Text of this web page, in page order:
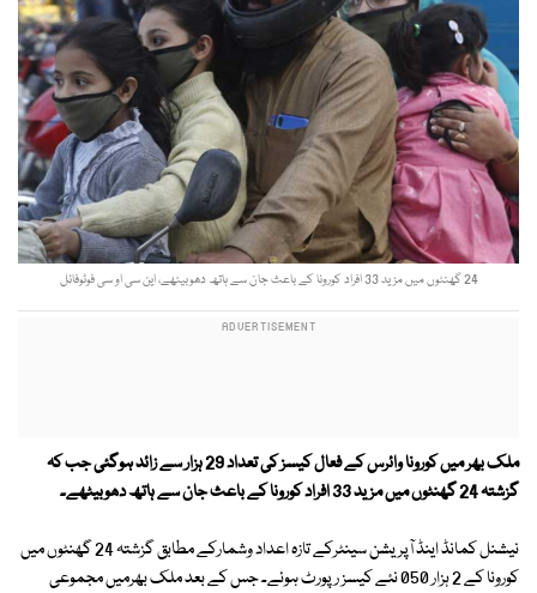
24 گھنٹوں میں مزید 33 افراد کورونا کے باعث جان سے ہاتھ دھوبیٹھے، این سی او سی فوٹوفائل
ملک بھر میں کورونا وائرس کے فعال کیسز کی تعداد 29 ہزار سے زائد ہوگئی جب کہ
گزشتہ 24 گھنٹوں میں مزید 33 افراد کورونا کے باعث جان سے ہاتھ دھوبیٹھے۔
نیشنل کمانڈ اینڈ آپریشن سینٹرکے تازہ اعداد وشمارکے مطابق گزشتہ 24 گھنٹوں میں
کورونا کے 2 ہزار 050 نئے کیسز رپورٹ ہوئے۔ جس کے بعد ملک بھرمیں مجموعی